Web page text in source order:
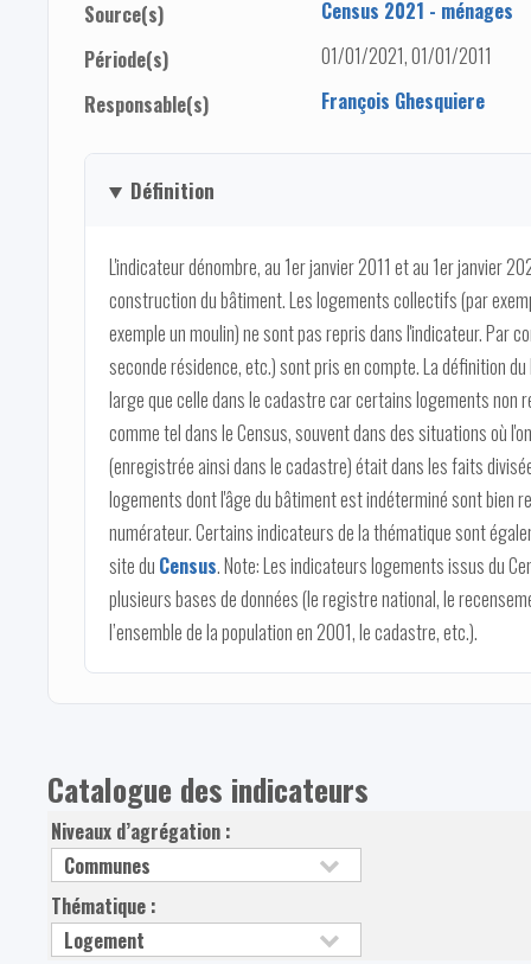
Source(s)
Census 2021 - ménages
Période(s)
01/01/2021, 01/01/2011
Responsable(s)
François Ghesquiere
Définition
L'indicateur dénombre, au 1er janvier 2011 et au 1er janvier
construction du bâtiment. Les logements collectifs (par
exemple un moulin) ne sont pas repris dans l'indicateur. Par
seconde résidence, etc.) sont pris en compte. La définition
large que celle dans le cadastre car certains logements non
comme tel dans le Census, souvent dans des situations où
(enregistrée ainsi dans le cadastre) était dans les faits
logements dont l'âge du bâtiment est indéterminé sont bien
numérateur. Certains indicateurs de la thématique sont
site du Census. Note: Les indicateurs logements issus du
plusieurs bases de données (le registre national, le
l’ensemble de la population en 2001, le cadastre, etc.).
Catalogue des indicateurs
Niveaux d’agrégation :
Thématique :